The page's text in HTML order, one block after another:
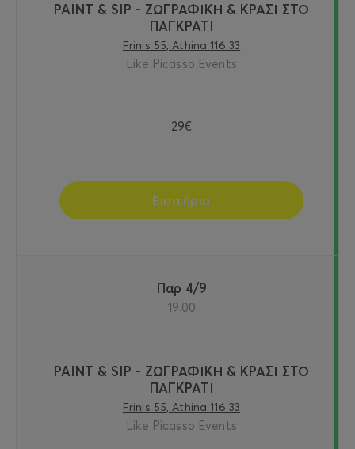
PAINT & SIP - ΖΩΓΡΑΦΙΚΗ & ΚΡΑΣΙ ΣΤΟ
ΠΑΓΚΡΑΤΙ
Frinis 55, Athina 116 33
Like Picasso Events
29€
Εισιτήρια
Παρ 4/9
19:00
PAINT & SIP - ΖΩΓΡΑΦΙΚΗ & ΚΡΑΣΙ ΣΤΟ
ΠΑΓΚΡΑΤΙ
Frinis 55, Athina 116 33
Like Picasso Events